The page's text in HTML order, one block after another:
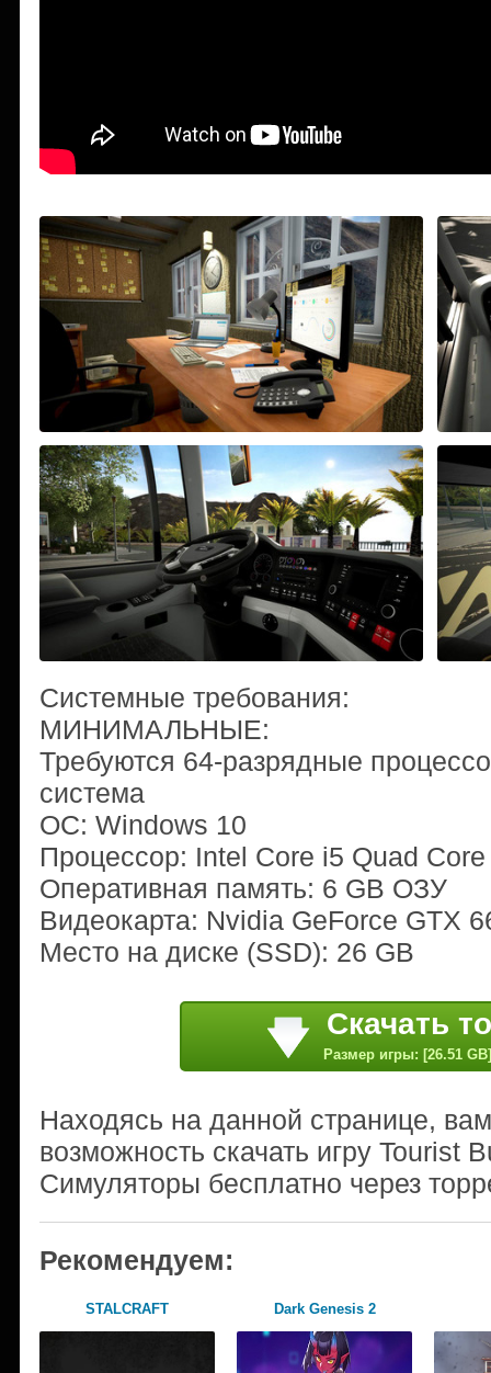
Системные требования:
МИНИМАЛЬНЫЕ:
Требуются 64-разрядные
система
ОС: Windows 10
Процессор: Intel Core i5 Quad
Оперативная память: 6 GB ОЗУ
Видеокарта: Nvidia GeForce GTX
Место на диске (SSD): 26 GB
Скачать
Размер игры: [26.51 GB]
Находясь на данной странице,
возможность скачать игру Tourist
Симуляторы бесплатно через
Рекомендуем:
STALCRAFT Dark Genesis 2